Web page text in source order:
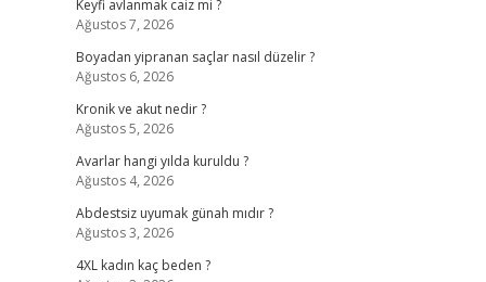
Keyfi avlanmak caiz mi ?
Ağustos 7, 2026
Boyadan yipranan saçlar nasıl düzelir ?
Ağustos 6, 2026
Kronik ve akut nedir ?
Ağustos 5, 2026
Avarlar hangi yılda kuruldu ?
Ağustos 4, 2026
Abdestsiz uyumak günah mıdır ?
Ağustos 3, 2026
4XL kadın kaç beden ?